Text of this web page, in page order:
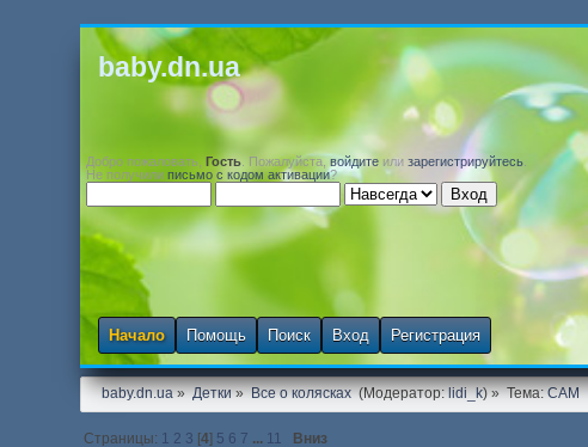
baby.dn.ua
Добро пожаловать,Гость . Пожалуйста,войдите илизарегистрируйтесь
Не получилиписьмо с кодом активации?
Начало Помощь Поиск Вход Регистрация
baby.dn.ua» Детки» Все о колясках (Модератор:lidi_k) » Тема:CAM
Страницы: 1 2 3 [4] 5 6 7 ... 11 Вниз